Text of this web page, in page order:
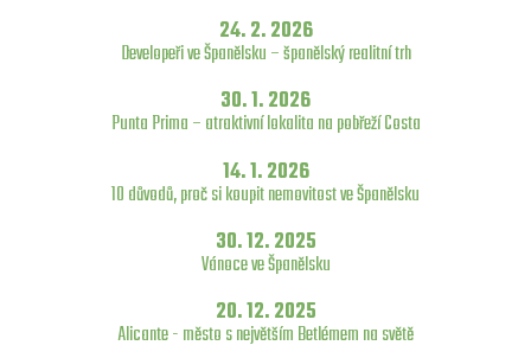
24. 2. 2026
Developeři ve Španělsku – španělský realitní trh
30. 1. 2026
Punta Prima – atraktivní lokalita na pobřeží Costa
14. 1. 2026
10 důvodů, proč si koupit nemovitost ve Španělsku
30. 12. 2025
Vánoce ve Španělsku
20. 12. 2025
Alicante - město s největším Betlémem na světě